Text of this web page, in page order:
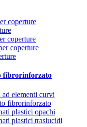
coperture
coperture
coperture
fibrorinforzato
elementi curvi
fibrorinforzato
plastici opachi
plastici traslucidi